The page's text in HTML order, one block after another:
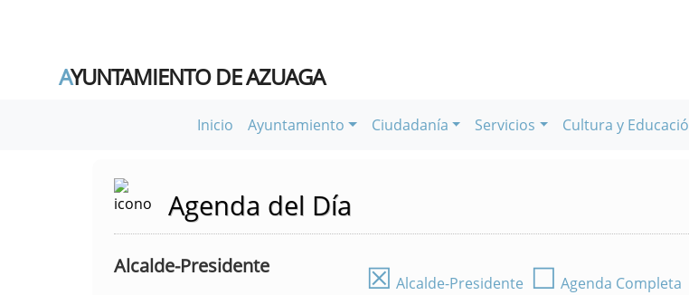
AYUNTAMIENTO DE AZUAGA
Inicio Ayuntamiento Ciudadanía Servicios Cultura y
Agenda del Día
Alcalde-Presidente ☒ Alcalde-Presidente ☐ Agenda Completa